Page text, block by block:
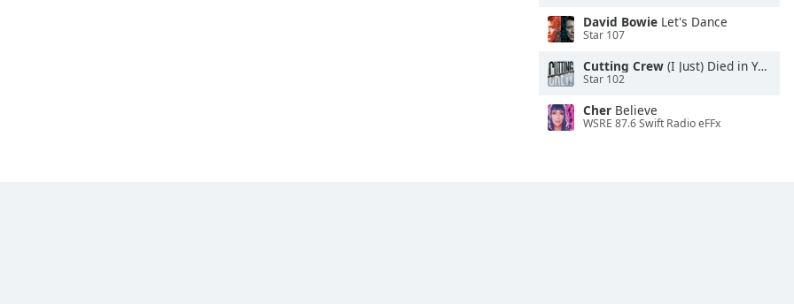
David Bowie Let's Dance
Star 107
Cutting Crew (I Just) Died in Your Arms
Star 102
Cher Believe
WSRE 87.6 Swift Radio eFFx